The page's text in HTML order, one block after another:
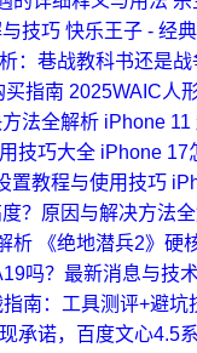
技巧 快乐王子 - 经
：巷战教科书还是战
买指南 2025WAIC人
法全解析 iPhone 11
技巧大全 iPhone 17
置教程与使用技巧
？原因与解决方法
析
《绝地潜兵2》
吗？最新消息与技
南：工具测评+避坑
承诺，百度文心4.5